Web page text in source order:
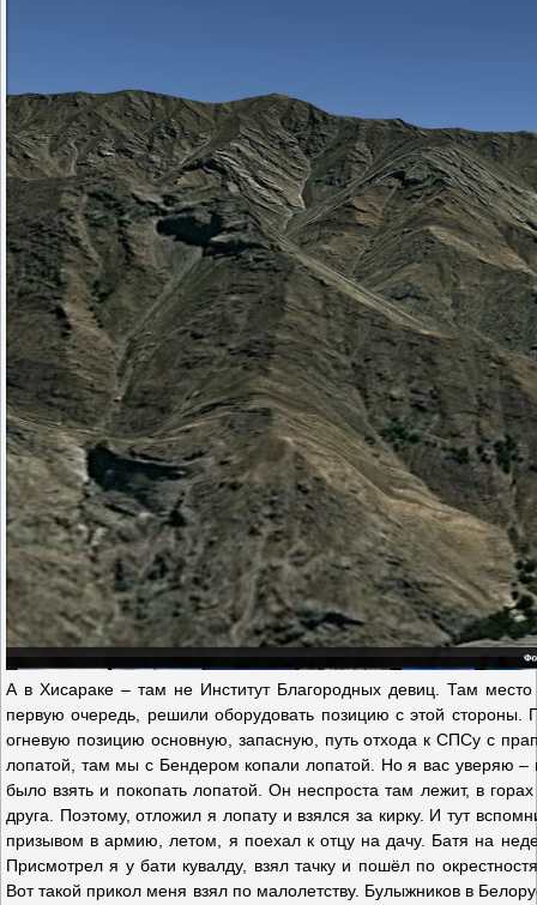
А в Хисараке – там не Институт Благородных девиц. Там
первую очередь, решили оборудовать позицию с этой
огневую позицию основную, запасную, путь отхода к СПСу с
лопатой, там мы с Бендером копали лопатой. Но я вас уверяю –
было взять и покопать лопатой. Он неспроста там лежит, в
друга. Поэтому, отложил я лопату и взялся за кирку. И тут
призывом в армию, летом, я поехал к отцу на дачу. Батя на
Присмотрел я у бати кувалду, взял тачку и пошёл по
Вот такой прикол меня взял по малолетству. Булыжников в